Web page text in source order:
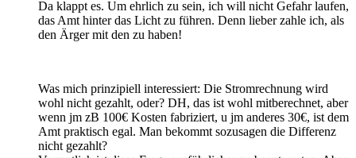
Da klappt es. Um ehrlich zu sein, ich will nicht Gefahr laufen,
das Amt hinter das Licht zu führen. Denn lieber zahle ich, als
den Ärger mit den zu haben!
Was mich prinzipiell interessiert: Die Stromrechnung wird
wohl nicht gezahlt, oder? DH, das ist wohl mitberechnet, aber
wenn jm zB 100€ Kosten fabriziert, u jm anderes 30€, ist dem
Amt praktisch egal. Man bekommt sozusagen die Differenz
nicht gezahlt?